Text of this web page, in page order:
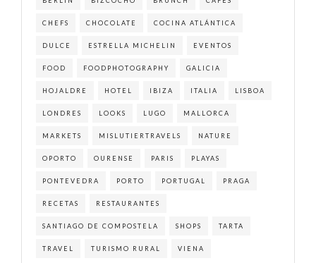
CHEFS CHOCOLATE COCINA ATLÁNTICA
DULCE ESTRELLA MICHELIN EVENTOS
FOOD FOODPHOTOGRAPHY GALICIA
HOJALDRE HOTEL IBIZA ITALIA LISBOA
LONDRES LOOKS LUGO MALLORCA
MARKETS MISLUTIERTRAVELS NATURE
OPORTO OURENSE PARIS PLAYAS
PONTEVEDRA PORTO PORTUGAL PRAGA
RECETAS RESTAURANTES
SANTIAGO DE COMPOSTELA SHOPS TARTA
TRAVEL TURISMO RURAL VIENA